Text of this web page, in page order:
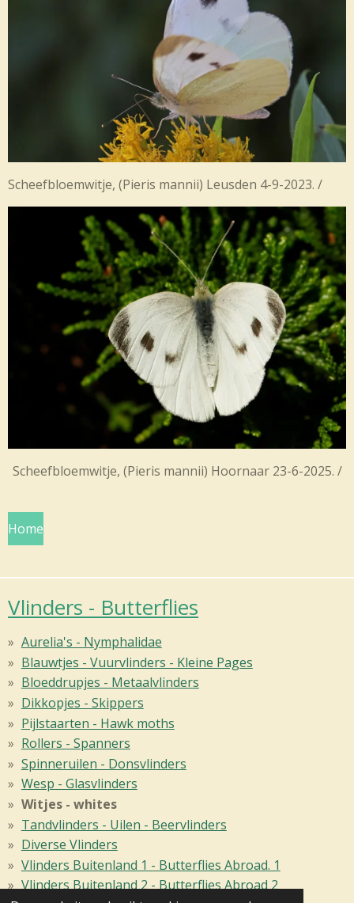
Scheefbloemwitje, (Pieris mannii) Leusden 4-9-2023. /
Scheefbloemwitje, (Pieris mannii) Hoornaar 23-6-2025. /
Home
Vlinders - Butterflies
Aurelia's - Nymphalidae
Blauwtjes - Vuurvlinders - Kleine Pages
Bloeddrupjes - Metaalvlinders
Dikkopjes - Skippers
Pijlstaarten - Hawk moths
Rollers - Spanners
Spinneruilen - Donsvlinders
Wesp - Glasvlinders
Witjes - whites
Tandvlinders - Uilen - Beervlinders
Diverse Vlinders
Vlinders Buitenland 1 - Butterflies Abroad. 1
Vlinders Buitenland 2 - Butterflies Abroad 2